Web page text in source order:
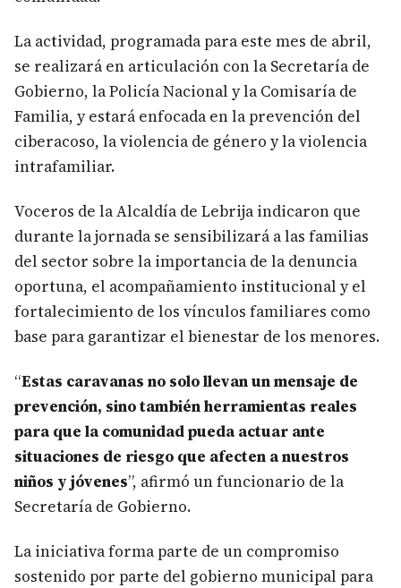
La actividad, programada para este mes de abril,
se realizará en articulación con la Secretaría de
Gobierno, la Policía Nacional y la Comisaría de
Familia, y estará enfocada en la prevención del
ciberacoso, la violencia de género y la violencia
intrafamiliar.
Voceros de la Alcaldía de Lebrija indicaron que
durante la jornada se sensibilizará a las familias
del sector sobre la importancia de la denuncia
oportuna, el acompañamiento institucional y el
fortalecimiento de los vínculos familiares como
base para garantizar el bienestar de los menores.
“Estas caravanas no solo llevan un mensaje de
prevención, sino también herramientas reales
para que la comunidad pueda actuar ante
situaciones de riesgo que afecten a nuestros
niños y jóvenes”, afirmó un funcionario de la
Secretaría de Gobierno.
La iniciativa forma parte de un compromiso
sostenido por parte del gobierno municipal para